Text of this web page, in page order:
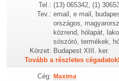
Tel.: (13) 065342, (1)
Tev.: email, e mail,
országos,
közrend, hólapát,
sószóró, termékek,
Körzet: Budapest XIII. ker.
Tovább a részletes
Cég: Maxima